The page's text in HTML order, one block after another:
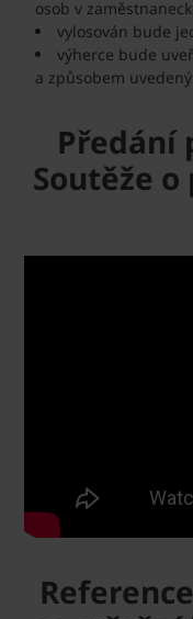
osob v
vylosován bude
výherce bude
a způsobem
Předání
Soutěže